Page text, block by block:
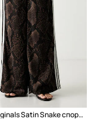
adidas Originals Satin Snake спортивні штани жіночі